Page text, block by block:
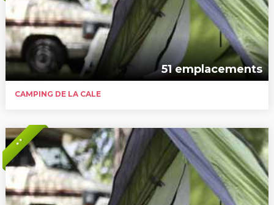
51 emplacements
CAMPING DE LA CALE
* *